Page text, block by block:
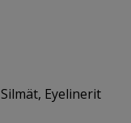
Silmät, Eyelinerit